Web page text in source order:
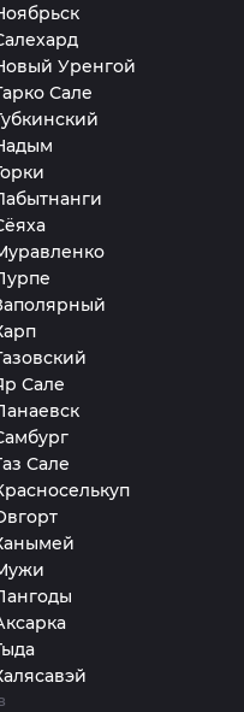
Уренгой
Сале
Сале
Сале